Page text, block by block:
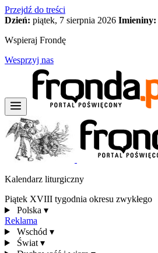
Przejdź do treści
Dzień: piątek, 7 sierpnia 2026 Imieniny:
Wspieraj Frondę
Wesprzyj nas
Kalendarz liturgiczny
Piątek XVIII tygodnia okresu zwykłego
Polska ▾
Reklama
Wschód ▾
Świat ▾